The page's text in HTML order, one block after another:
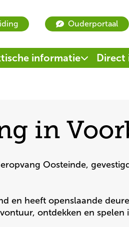
book
tour
Ouderportaal
informatie Direct
in
Oosteinde,
en heeft openslaande
ontdekken en spelen